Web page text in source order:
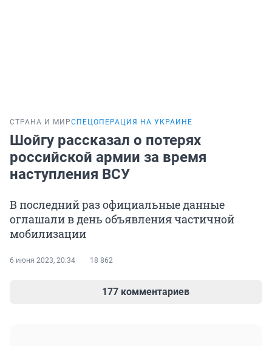
СТРАНА И МИРСПЕЦОПЕРАЦИЯ НА УКРАИНЕ
Шойгу рассказал о потерях
российской армии за время
наступления ВСУ
В последний раз официальные данные
оглашали в день объявления частичной
мобилизации
6 июня 2023, 20:34 18 862
177 комментариев